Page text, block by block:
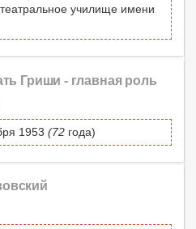
училище имени
Гриши - главная роль
1953 (72 года)